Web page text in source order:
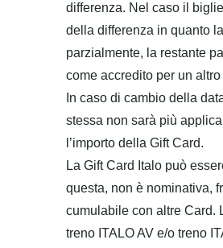
differenza. Nel caso il
della differenza in quanto
parzialmente, la restante
come accredito per un
In caso di cambio della
stessa non sarà più
l’importo della Gift Card.
La Gift Card Italo può
questa, non è nominativa,
cumulabile con altre Card.
treno ITALO AV e/o treno